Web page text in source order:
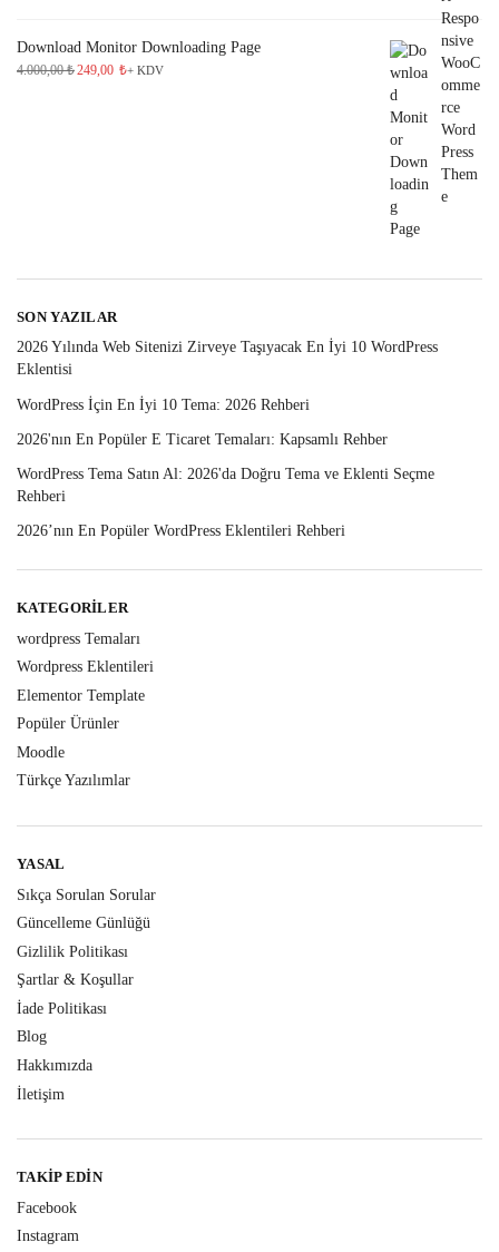
Download Monitor Downloading Page
4.000,00₺249,00 ₺+ KDV
SON YAZILAR
2026 Yılında Web Sitenizi Zirveye Taşıyacak En İyi 10 WordPress
Eklentisi
WordPress İçin En İyi 10 Tema: 2026 Rehberi
2026'nın En Popüler E Ticaret Temaları: Kapsamlı Rehber
WordPress Tema Satın Al: 2026'da Doğru Tema ve Eklenti Seçme
Rehberi
2026’nın En Popüler WordPress Eklentileri Rehberi
KATEGORILER
wordpress Temaları
Wordpress Eklentileri
Elementor Template
Popüler Ürünler
Moodle
Türkçe Yazılımlar
YASAL
Sıkça Sorulan Sorular
Güncelleme Günlüğü
Gizlilik Politikası
Şartlar & Koşullar
İade Politikası
Blog
Hakkımızda
İletişim
TAKIP EDIN
Facebook
Instagram